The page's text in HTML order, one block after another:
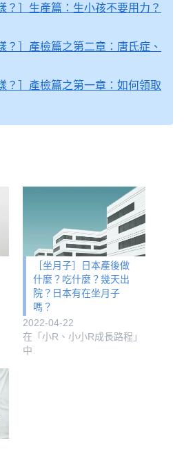
？］生產篇：生小孩不要用力？
？］產檢篇之第二章：唐氏症、
？］產檢篇之第一章：如何領取
［坐月子］日本產後做
什麼？吃什麼？幾天出
院？日本有在坐月子
嗎？
2022-04-22
在「小R、小小R成長路程」
中